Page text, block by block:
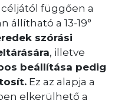
függően a
állítható a 13-19°
szórási
, illetve
beállítása pedig
Ez az alapja a
elkerülhető a